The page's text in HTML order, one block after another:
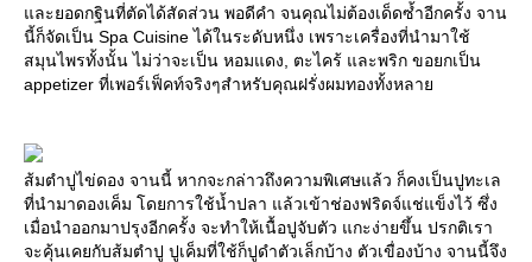
และยอดกฐินที่ตัดได้สัดส่วน พอดีคำ จนคุณไม่ต้องเด็ดซ้ำอีกครั้ง จาน
นี้ก็จัดเป็น Spa Cuisine ได้ในระดับหนึ่ง เพราะเครื่องที่นำมาใช้
สมุนไพรทั้งนั้น ไม่ว่าจะเป็น หอมแดง, ตะไคร้ และพริก ขอยกเป็น
appetizer ที่เพอร์เฟ็คท์จริงๆสำหรับคุณฝรั่งผมทองทั้งหลาย
ส้มตำปูไข่ดอง จานนี้ หากจะกล่าวถึงความพิเศษแล้ว ก็คงเป็นปูทะเล
ที่นำมาดองเค็ม โดยการใช้น้ำปลา แล้วเข้าช่องฟริดจ์แช่แข็งไว้ ซึ่ง
เมื่อนำออกมาปรุงอีกครั้ง จะทำให้เนื้อปูจับตัว แกะง่ายขึ้น ปรกติเรา
จะคุ้นเคยกับส้มตำปู ปูเค็มที่ใช้ก็ปูดำตัวเล็กบ้าง ตัวเขื่องบ้าง จานนี้จึง